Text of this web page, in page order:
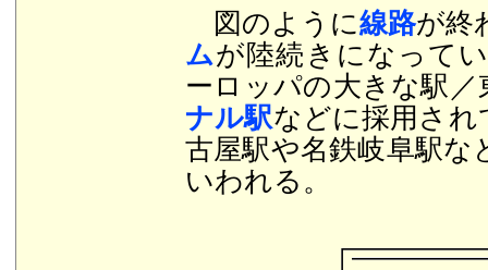
図のように線路が終
ムが陸続きになって
ーロッパの大きな駅／
ナル駅などに採用され
古屋駅や名鉄岐阜駅な
いわれる。